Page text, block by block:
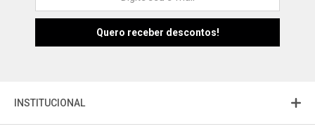
INSTITUCIONAL
Fu Fujisom